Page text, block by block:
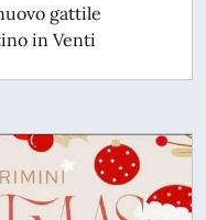
gattile
in Venti